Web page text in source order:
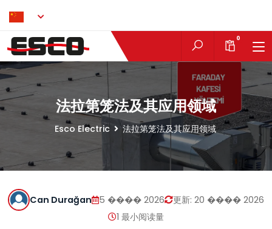
0
法拉第笼法及其应用领域
Esco Electric 法拉第笼法及其应用领域
Can Durağan 5 ���� 2026 更新: 20 ���� 2026
1 最小阅读量